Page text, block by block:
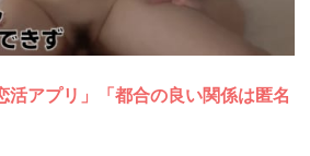
活アプリ」「都合の良い関係は匿名